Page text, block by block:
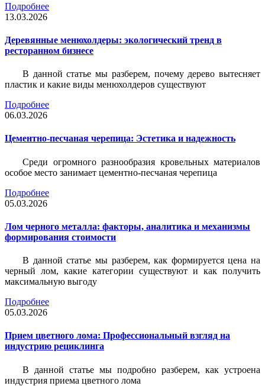
Подробнее
13.03.2026
Деревянные менюхолдеры: экологический тренд в
ресторанном бизнесе
В данной статье мы разберем, почему дерево вытесняет
пластик и какие виды менюхолдеров существуют
Подробнее
06.03.2026
Цементно-песчаная черепица: Эстетика и надежность
Среди огромного разнообразия кровельных материалов
особое место занимает цементно-песчаная черепица
Подробнее
05.03.2026
Лом черного металла: факторы, аналитика и механизмы
формирования стоимости
В данной статье мы разберем, как формируется цена на
черный лом, какие категории существуют и как получить
максимальную выгоду
Подробнее
05.03.2026
Прием цветного лома: Профессиональный взгляд на
индустрию рециклинга
В данной статье мы подробно разберем, как устроена
индустрия приема цветного лома